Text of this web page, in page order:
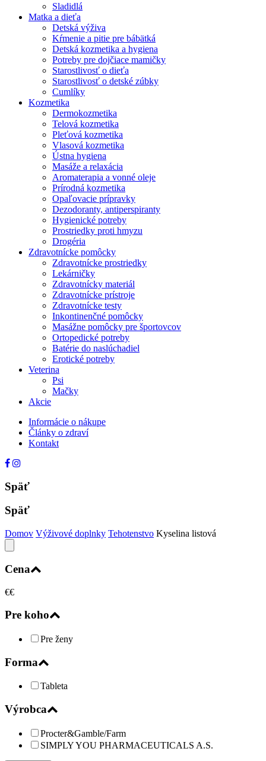
Sladidlá
Matka a dieťa
Detská výživa
Kŕmenie a pitie pre bábätká
Detská kozmetika a hygiena
Potreby pre dojčiace mamičky
Starostlivosť o dieťa
Starostlivosť o detské zúbky
Cumlíky
Kozmetika
Dermokozmetika
Telová kozmetika
Pleťová kozmetika
Vlasová kozmetika
Ústna hygiena
Masáže a relaxácia
Aromaterapia a vonné oleje
Prírodná kozmetika
Opaľovacie prípravky
Dezodoranty, antiperspiranty
Hygienické potreby
Prostriedky proti hmyzu
Drogéria
Zdravotnícke pomôcky
Zdravotnícke prostriedky
Lekárničky
Zdravotnícky materiál
Zdravotnícke prístroje
Zdravotnícke testy
Inkontinenčné pomôcky
Masážne pomôcky pre športovcov
Ortopedické potreby
Batérie do naslúchadiel
Erotické potreby
Veterina
Psi
Mačky
Akcie
Informácie o nákupe
Články o zdraví
Kontakt
Späť
Späť
Domov Výživové doplnky Tehotenstvo Kyselina listová
Cena
€€
Pre koho
Pre ženy
Forma
Tableta
Výrobca
Procter&Gamble/Farm
SIMPLY YOU PHARMACEUTICALS A.S.